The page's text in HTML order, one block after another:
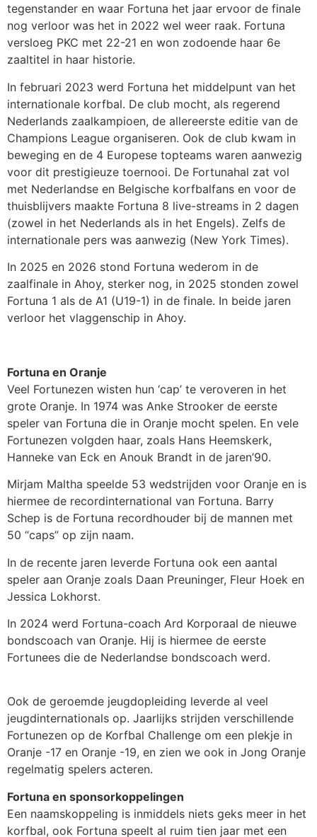
tegenstander en waar Fortuna het jaar ervoor de finale
nog verloor was het in 2022 wel weer raak. Fortuna
versloeg PKC met 22-21 en won zodoende haar 6e
zaaltitel in haar historie.
In februari 2023 werd Fortuna het middelpunt van het
internationale korfbal. De club mocht, als regerend
Nederlands zaalkampioen, de allereerste editie van de
Champions League organiseren. Ook de club kwam in
beweging en de 4 Europese topteams waren aanwezig
voor dit prestigieuze toernooi. De Fortunahal zat vol
met Nederlandse en Belgische korfbalfans en voor de
thuisblijvers maakte Fortuna 8 live-streams in 2 dagen
(zowel in het Nederlands als in het Engels). Zelfs de
internationale pers was aanwezig (New York Times).
In 2025 en 2026 stond Fortuna wederom in de
zaalfinale in Ahoy, sterker nog, in 2025 stonden zowel
Fortuna 1 als de A1 (U19-1) in de finale. In beide jaren
verloor het vlaggenschip in Ahoy.
Fortuna en Oranje
Veel Fortunezen wisten hun ‘cap’ te veroveren in het
grote Oranje. In 1974 was Anke Strooker de eerste
speler van Fortuna die in Oranje mocht spelen. En vele
Fortunezen volgden haar, zoals Hans Heemskerk,
Hanneke van Eck en Anouk Brandt in de jaren’90.
Mirjam Maltha speelde 53 wedstrijden voor Oranje en is
hiermee de recordinternational van Fortuna. Barry
Schep is de Fortuna recordhouder bij de mannen met
50 “caps” op zijn naam.
In de recente jaren leverde Fortuna ook een aantal
speler aan Oranje zoals Daan Preuninger, Fleur Hoek en
Jessica Lokhorst.
In 2024 werd Fortuna-coach Ard Korporaal de nieuwe
bondscoach van Oranje. Hij is hiermee de eerste
Fortunees die de Nederlandse bondscoach werd.
Ook de geroemde jeugdopleiding leverde al veel
jeugdinternationals op. Jaarlijks strijden verschillende
Fortunezen op de Korfbal Challenge om een plekje in
Oranje -17 en Oranje -19, en zien we ook in Jong Oranje
regelmatig spelers acteren.
Fortuna en sponsorkoppelingen
Een naamskoppeling is inmiddels niets geks meer in het
korfbal, ook Fortuna speelt al ruim tien jaar met een